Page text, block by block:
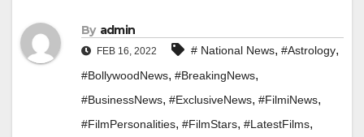
By admin
FEB 16, 2022 # National News, #Astrology,
#BollywoodNews, #BreakingNews,
#BusinessNews, #ExclusiveNews, #FilmiNews,
#FilmPersonalities, #FilmStars, #LatestFilms,